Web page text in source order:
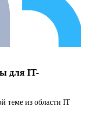
для IT-
теме из области IT